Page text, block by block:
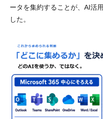
ータを集約することが、AI活
した。